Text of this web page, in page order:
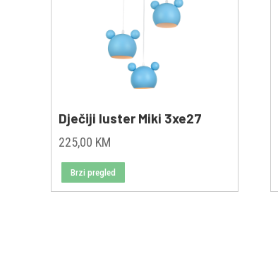
Dječiji luster Miki 3xe27
225,00 KM
Brzi pregled